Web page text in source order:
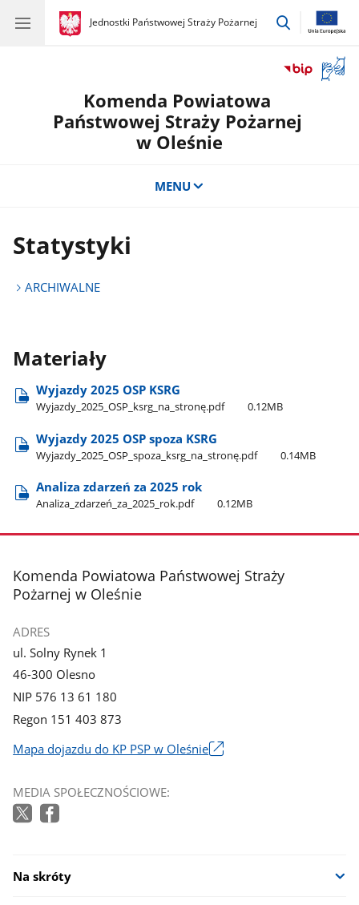
gov.pl
Jednostki Państwowej Straży Pożarnej
gov.pl
Jednostki
przejdź
okno
Komenda Powiatowa
Państwowej Straży Pożarnej
w Oleśnie
MENU
Statystyki
ARCHIWALNE
Materiały
Wyjazdy 2025 OSP KSRG
Wyjazdy​_2025​_OSP​_ksrg​_na​_stronę.pdf 0.12MB
Wyjazdy 2025 OSP spoza KSRG
Wyjazdy​_2025​_OSP​_spoza​_ksrg​_na​_stronę.pdf 0.14MB
Analiza zdarzeń za 2025 rok
Analiza​_zdarzeń​_za​_2025​_rok.pdf 0.12MB
stopka
Komenda Powiatowa Państwowej Straży
Pożarnej w Oleśnie
ADRES
ul. Solny Rynek 1
46-300 Olesno
NIP 576 13 61 180
Regon 151 403 873
Mapa dojazdu do KP PSP w Oleśnie
się
w
MEDIA SPOŁECZNOŚCIOWE:
Na skróty